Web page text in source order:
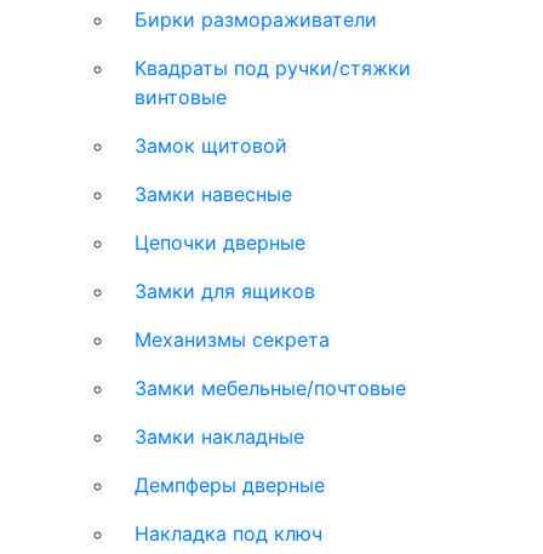
Бирки размораживатели
Квадраты под ручки/стяжки
винтовые
Замок щитовой
Замки навесные
Цепочки дверные
Замки для ящиков
Механизмы секрета
Замки мебельные/почтовые
Замки накладные
Демпферы дверные
Накладка под ключ